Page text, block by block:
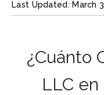
Last Updated: March
¿Cuánto
LLC en